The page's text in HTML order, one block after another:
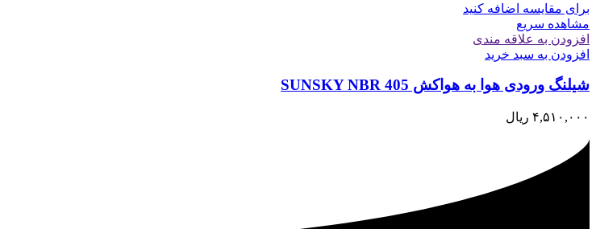
برای مقایسه اضافه کنید
مشاهده سریع
افزودن به علاقه مندی
افزودن به سبد خرید
شیلنگ ورودی هوا به هواکش 405 SUNSKY NBR
۴,۵۱۰,۰۰۰ ریال